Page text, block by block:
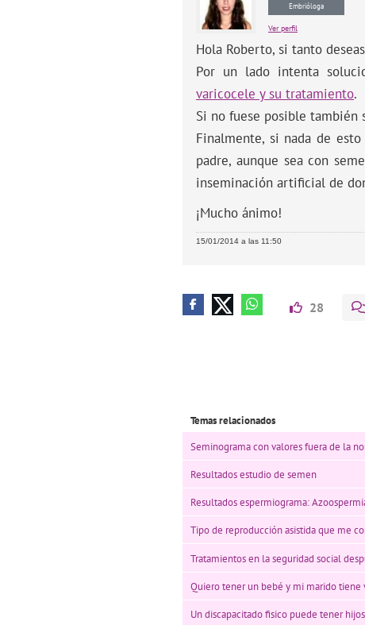
Embrióloga
Ver perfil
Hola Roberto, si tanto
Por un lado intenta
varicocele y su tratamiento.
Si no fuese posible también
Finalmente, si nada de
padre, aunque sea con
inseminación artificial de
¡Mucho ánimo!
15/01/2014 a las 11:50
28
Temas relacionados
Seminograma con valores fuera de la
Resultados estudio de semen
Resultados espermiograma:
Tipo de reproducción asistida que me
Tratamientos en la seguridad social
Quiero tener un bebé y mi marido tiene
Un discapacitado fisico puede tener